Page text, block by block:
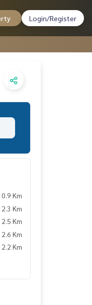
Login/Register
0.9 Km
2.3 Km
2.5 Km
2.6 Km
2.2 Km